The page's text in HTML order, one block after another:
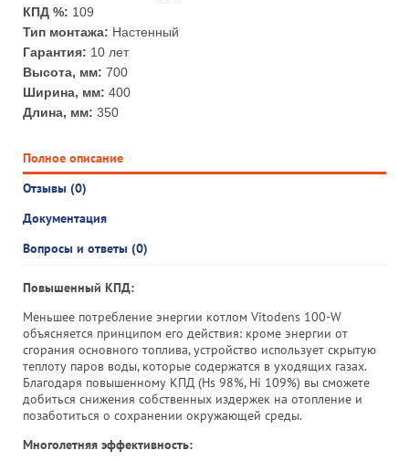
КПД %: 109
Тип монтажа: Настенный
Гарантия: 10 лет
Высота, мм: 700
Ширина, мм: 400
Длина, мм: 350
Полное описание
Отзывы (0)
Документация
Вопросы и ответы (0)
Повышенный КПД:
Меньшее потребление энергии котлом Vitodens 100-W
объясняется принципом его действия: кроме энергии от
сгорания основного топлива, устройство использует скрытую
теплоту паров воды, которые содержатся в уходящих газах.
Благодаря повышенному КПД (Hs 98%, Hi 109%) вы сможете
добиться снижения собственных издержек на отопление и
позаботиться о сохранении окружающей среды.
Многолетняя эффективность: